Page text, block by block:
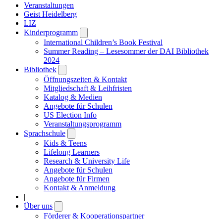
Veranstaltungen
Geist Heidelberg
LIZ
Kinderprogramm
submenu
International Children’s Book Festival
Summer Reading – Lesesommer der DAI Bibliothek
2024
Bibliothek
submenu
Öffnungszeiten & Kontakt
Mitgliedschaft & Leihfristen
Katalog & Medien
Angebote für Schulen
US Election Info
Veranstaltungsprogramm
Sprachschule
submenu
Kids & Teens
Lifelong Learners
Research & University Life
Angebote für Schulen
Angebote für Firmen
Kontakt & Anmeldung
|
Über uns
submenu
Förderer & Kooperationspartner